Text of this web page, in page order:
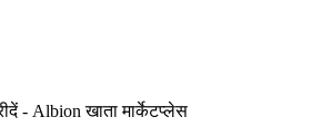
- Albion खाता मार्केटप्लेस